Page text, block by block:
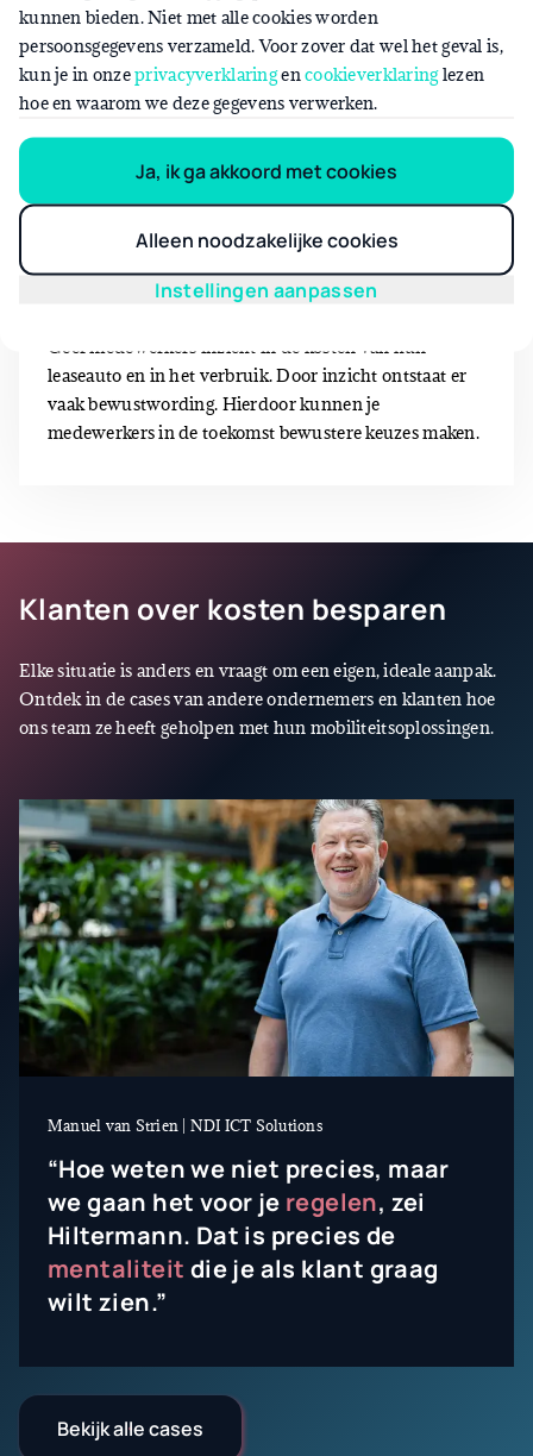
Geef medewerkers inzicht in de kosten van hun
leaseauto en in het verbruik. Door inzicht ontstaat er
vaak bewustwording. Hierdoor kunnen je
medewerkers in de toekomst bewustere keuzes maken.
Klanten over kosten besparen
Elke situatie is anders en vraagt om een eigen, ideale aanpak.
Ontdek in de cases van andere ondernemers en klanten hoe
ons team ze heeft geholpen met hun mobiliteitsoplossingen.
Manuel van Strien | NDI ICT Solutions
“Hoe weten we niet precies, maar
we gaan het voor je regelen, zei
Hiltermann. Dat is precies de
mentaliteit die je als klant graag
wilt zien.”
Bekijk alle cases
kunnen bieden. Niet met alle cookies worden
persoonsgegevens verzameld. Voor zover dat wel het geval is,
kun je in onzeprivacyverklaringen cookieverklaringlezen
hoe en waarom we deze gegevens verwerken.
Ja, ik ga akkoord met cookies
Alleen noodzakelijke cookies
Instellingen aanpassen